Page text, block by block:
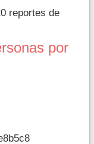
reportes de
por